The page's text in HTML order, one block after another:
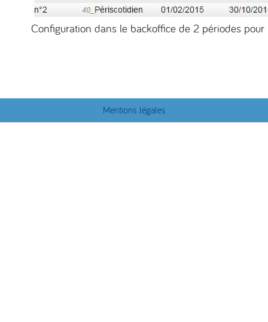
Configuration dans le backoffice de 2 périodes pour
Mentions légales